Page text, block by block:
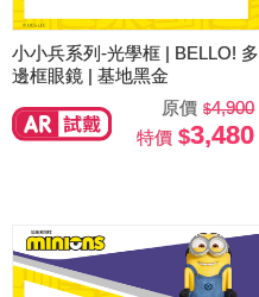
小小兵系列-光學框 | BELLO! 多
邊框眼鏡 | 基地黑金
原價
4,900
特價
3,480